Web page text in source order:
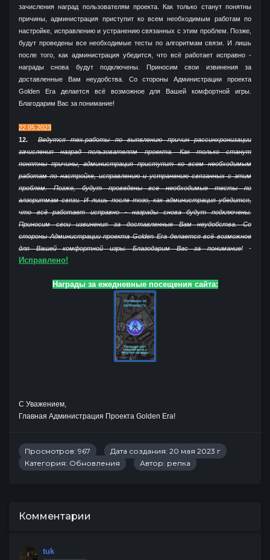
зачисления наград пользователям проекта. Как только станут понятны
причины, администрация приступит ко всем необходимым работам по
настройке, исправлению и устранению связанных с этим проблем. Позже,
будут проведены все необходимые тесты по алгоритмам связи. И лишь
после того, как администрация убедится, что всё работает исправно -
награды снова будут подключены. Приносим свои извинения за
доставленные Вам неудобства. Со стороны Администрации проекта
Golden Era делается всё возможное для Вашей комфортной игры.
Благодарим Вас за понимание!
22.05.2023
12.
Ведутся тех.работы по выявлению причин рассинхронизации
зачисления наград пользователям проекта. Как только станут
понятны причины, администрация приступит ко всем необходимым
работам по настройке, исправлению и устранению связанных с этим
проблем. Позже, будут проведены все необходимые тесты по
алгоритмам связи. И лишь после того, как администрация убедится,
что всё работает исправно - награды снова будут подключены.
Приносим свои извинения за доставленные Вам неудобства. Со
стороны Администрации проекта Golden Era делается всё возможное
для Вашей комфортной игры. Благодарим Вас за понимание!-
Исправлено!
Награды за ежедневные посещения сайта:
С Уважением,
Главная Администрация Проектa Golden Era!
Просмотров: 967
Дата создания: 20 мая 2023 г
Категория: Обновления Автор: репка
Комментарии
tuk